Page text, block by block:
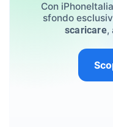
Con
sfondo
scaricare,